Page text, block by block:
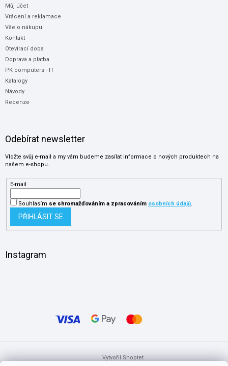
Můj účet
Vrácení a reklamace
Vše o nákupu
Kontakt
Otevírací doba
Doprava a platba
PK computers - IT
Katalogy
Návody
Recenze
Odebírat newsletter
Vložte svůj e-mail a my vám budeme zasílat informace o nových produktech na
našem e-shopu.
E-mail
Souhlasím se shromažďováníma zpracováním osobních údajů.
PŘIHLÁSIT SE
Instagram
Vytvořil Shoptet